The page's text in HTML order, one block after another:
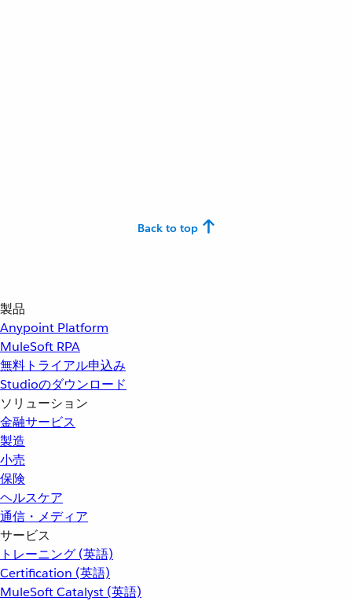
Back to top
製品
Anypoint Platform
MuleSoft RPA
無料トライアル申込み
Studioのダウンロード
ソリューション
金融サービス
製造
小売
保険
ヘルスケア
通信・メディア
サービス
トレーニング (英語)
Certification (英語)
MuleSoft Catalyst (英語)